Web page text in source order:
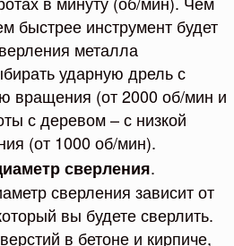
быстрее инструмент будет
металла
ударную дрель с
вращения (от 2000 об/мин и
с деревом – с низкой
(от 1000 об/мин).
сверления.
сверления зависит от
вы будете сверлить.
в бетоне и кирпиче,